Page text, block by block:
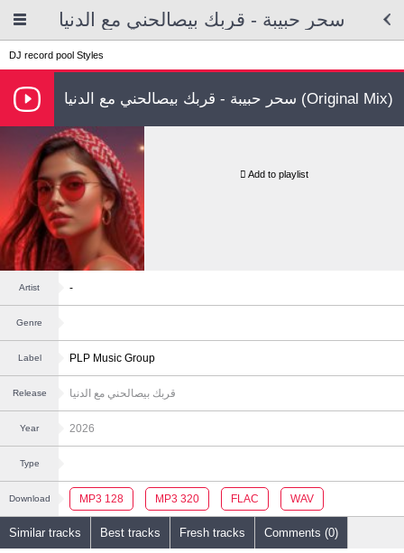
سحر حبيبة - قربك بيصالحني مع الدنيا
DJ record pool Styles
سحر حبيبة - قربك بيصالحني مع الدنيا (Original Mix)
Add to playlist
Artist -
Genre
Label PLP Music Group
Release قربك بيصالحني مع الدنيا
Year 2026
Type
Download MP3 128 MP3 320 FLAC WAV
Similar tracks Best tracks Fresh tracks Comments (0)